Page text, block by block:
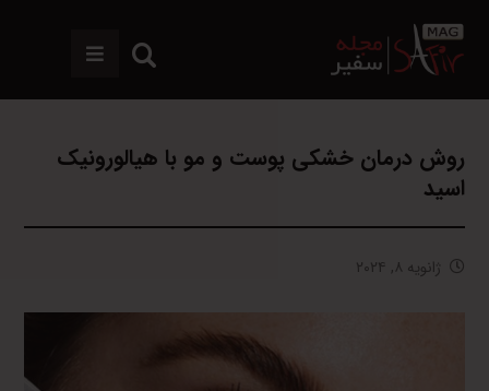
روش درمان خشکی پوست و مو با هیالورونیک
اسید
ژانویه ۸, ۲۰۲۴